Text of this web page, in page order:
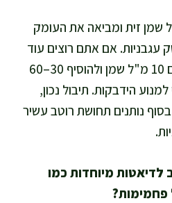
רק ב-20 מ"ל שמן זית ומביאה את העומק
אם אתם רוצים עוד
להפחית, אפשר להתחיל עם 10 מ"ל שמן ולהוסיף 30–60
הידבקות. תיבול נכון,
נותנים תחושת רוטב עשיר
לדיאטות מיוחדות כמו
פחמימות?